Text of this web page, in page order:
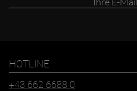
HOTLINE
+43 662 6688 0